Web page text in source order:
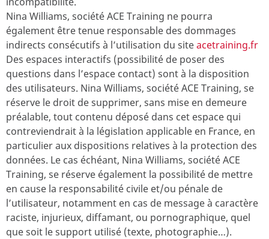
Nina Williams, société ACE Training ne pourra
également être tenue responsable des dommages
indirects consécutifs à l’utilisation du siteacetraining.fr
Des espaces interactifs (possibilité de poser des
questions dans l’espace contact) sont à la disposition
des utilisateurs. Nina Williams, société ACE Training, se
réserve le droit de supprimer, sans mise en demeure
préalable, tout contenu déposé dans cet espace qui
contreviendrait à la législation applicable en France, en
particulier aux dispositions relatives à la protection des
données. Le cas échéant, Nina Williams, société ACE
Training, se réserve également la possibilité de mettre
en cause la responsabilité civile et/ou pénale de
l’utilisateur, notamment en cas de message à caractère
raciste, injurieux, diffamant, ou pornographique, quel
que soit le support utilisé (texte, photographie…).